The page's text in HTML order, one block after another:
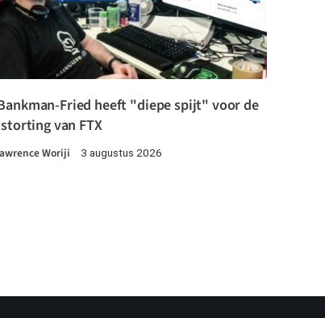
Fried heeft "diepe spijt" voor de
van FTX
Woriji 3 augustus 2026